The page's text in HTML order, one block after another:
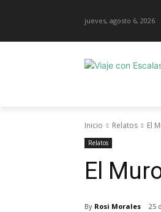
jueves, agosto 6, 2026
Inicio Relatos El
Relatos
El
By Rosi Morales 25